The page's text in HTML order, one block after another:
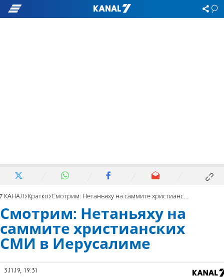
7 КАНАЛ Кратко Смотрим: Нетаньяху на саммите христианских СМИ в Иерусалиме
Смотрим: Нетаньяху на
саммите христианских
СМИ в Иерусалиме
3.11.19, 19:31